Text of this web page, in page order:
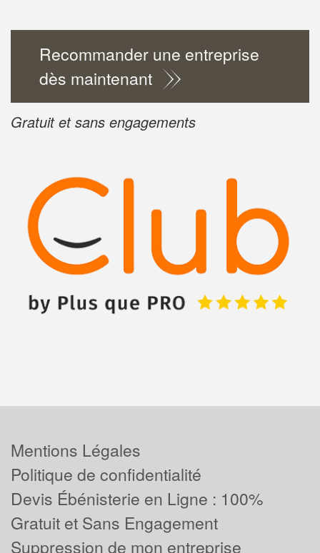
Recommander une entreprise
dès maintenant
Gratuit et sans engagements
Mentions Légales
Politique de confidentialité
Devis Ébénisterie en Ligne : 100%
Gratuit et Sans Engagement
Suppression de mon entreprise